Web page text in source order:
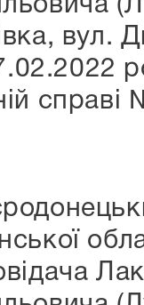
вул.